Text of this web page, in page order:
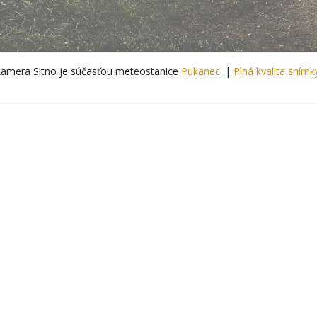
Sitno je súčasťou meteostanice Pukanec. | Plná kvalita